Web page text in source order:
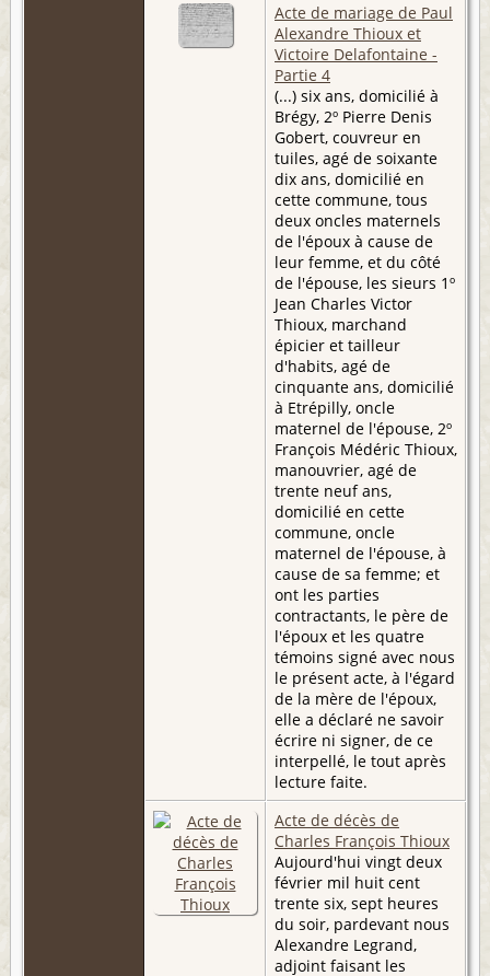
Acte de mariage de Paul
Alexandre Thioux et
Victoire Delafontaine -
Partie 4
(...) six ans, domicilié à
Brégy, 2º Pierre Denis
Gobert, couvreur en
tuiles, agé de soixante
dix ans, domicilié en
cette commune, tous
deux oncles maternels
de l'époux à cause de
leur femme, et du côté
de l'épouse, les sieurs 1º
Jean Charles Victor
Thioux, marchand
épicier et tailleur
d'habits, agé de
cinquante ans, domicilié
à Etrépilly, oncle
maternel de l'épouse, 2º
François Médéric Thioux,
manouvrier, agé de
trente neuf ans,
domicilié en cette
commune, oncle
maternel de l'épouse, à
cause de sa femme; et
ont les parties
contractants, le père de
l'époux et les quatre
témoins signé avec nous
le présent acte, à l'égard
de la mère de l'époux,
elle a déclaré ne savoir
écrire ni signer, de ce
interpellé, le tout après
lecture faite.
Acte de décès de
Charles François Thioux
Aujourd'hui vingt deux
février mil huit cent
trente six, sept heures
du soir, pardevant nous
Alexandre Legrand,
adjoint faisant les